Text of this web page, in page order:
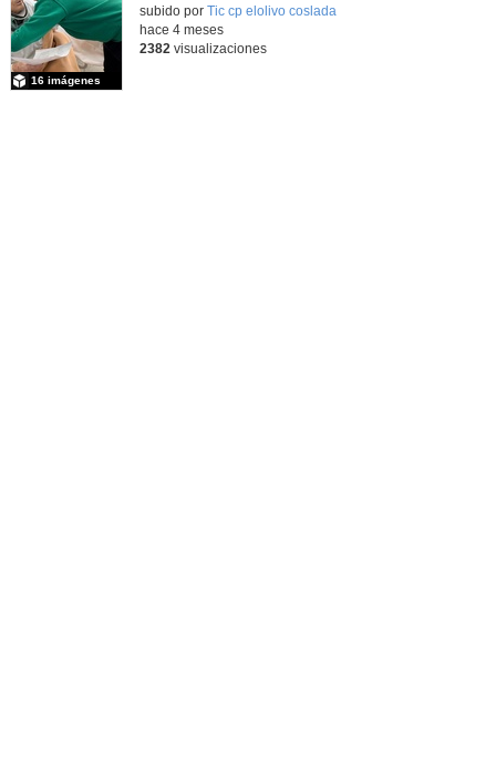
subido por Tic cp elolivo coslada
16 imágenes
hace 4 meses
2382 visualizaciones